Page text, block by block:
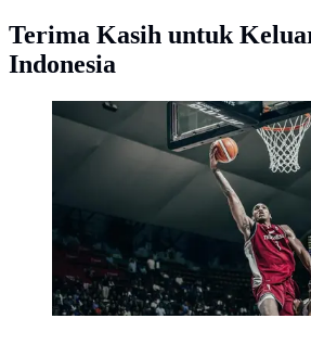
Terima Kasih untuk
Indonesia
Derrick Michael Xzavierro bersama
Indonesia. (Bola.com/Perbasi)